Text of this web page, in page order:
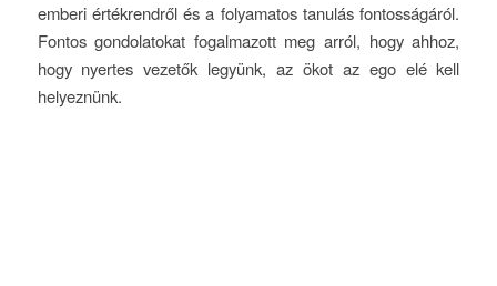
emberi értékrendről és a folyamatos tanulás fontosságáról.
Fontos gondolatokat fogalmazott meg arról, hogy ahhoz,
hogy nyertes vezetők legyünk, az ökot az ego elé kell
helyeznünk.